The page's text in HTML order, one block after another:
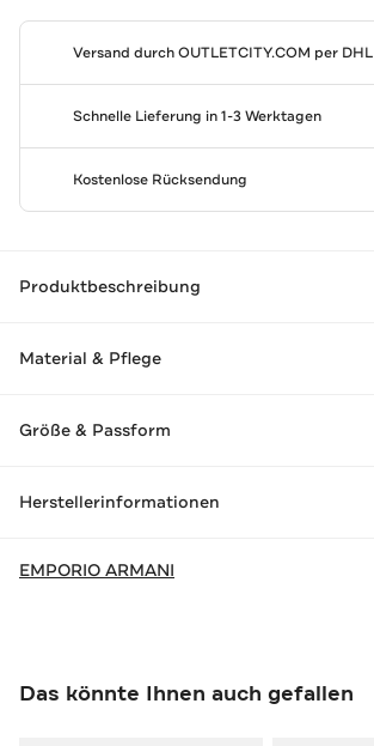
Versand durchOUTLETCITY.COM per DHL
Schnelle Lieferung in 1-3 Werktagen
Kostenlose Rücksendung
Produktbeschreibung
Material & Pflege
Größe & Passform
Herstellerinformationen
EMPORIO ARMANI
Das könnte Ihnen auch gefallen